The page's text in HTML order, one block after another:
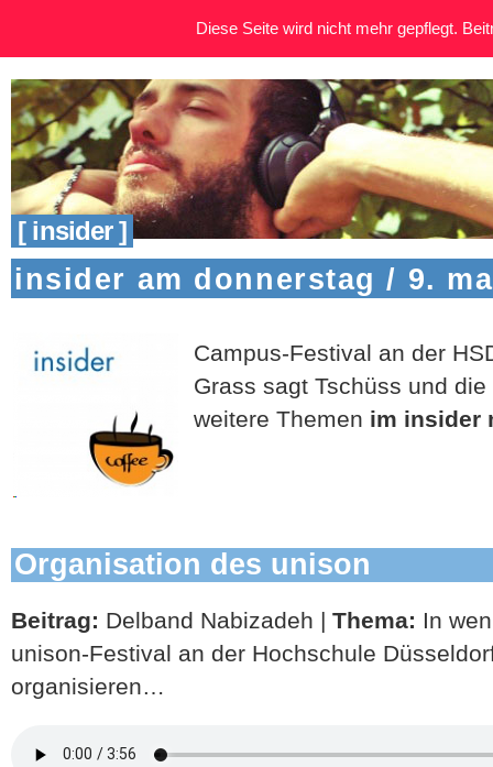
[ insider ]
insider am donnerstag / 9.
Campus-Festival an der
Grass sagt Tschüss und
weitere Themen im insider
Organisation des unison
Beitrag: Delband Nabizadeh | Thema: In
unison-Festival an der Hochschule
organisieren…
Diese Seite wird nicht mehr gepflegt.